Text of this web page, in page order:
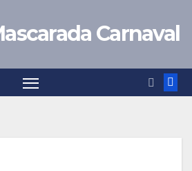
Carnaval